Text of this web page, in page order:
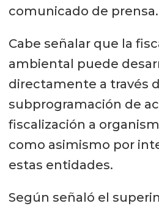
comunicado de prensa.
Cabe señalar que la
ambiental puede
directamente a través
subprogramación de
fiscalización a
como asimismo por
estas entidades.
Según señaló el